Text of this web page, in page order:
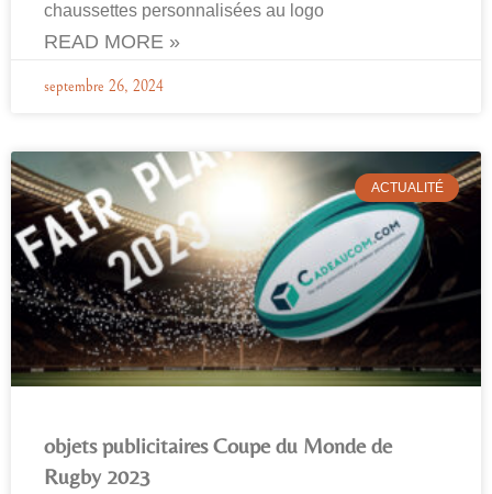
chaussettes personnalisées au logo
READ MORE »
septembre 26, 2024
ACTUALITÉ
objets publicitaires Coupe du Monde de
Rugby 2023